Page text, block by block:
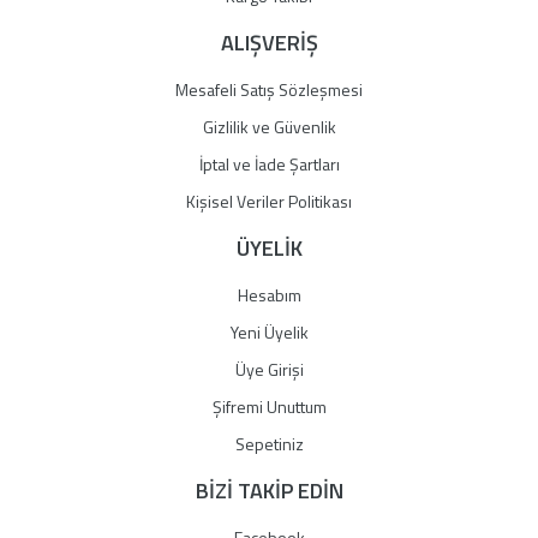
ALIŞVERİŞ
Mesafeli Satış Sözleşmesi
Gizlilik ve Güvenlik
İptal ve İade Şartları
Kişisel Veriler Politikası
ÜYELİK
Hesabım
Yeni Üyelik
Üye Girişi
Şifremi Unuttum
Sepetiniz
BİZİ TAKİP EDİN